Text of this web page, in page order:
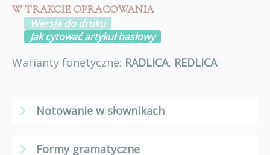
W TRAKCIE OPRACOWANIA
Wersja do druku
Jak cytować artykuł hasłowy
Warianty fonetyczne: RADLICA, REDLICA
Notowanie w słownikach
Formy gramatyczne